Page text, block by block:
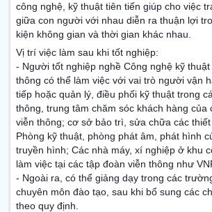
công nghệ, kỹ thuật tiên tiến giúp cho việc
giữa con người với nhau diễn ra thuận lợi
kiện không gian và thời gian khác nhau.
Vị trí việc làm sau khi tốt nghiệp:
- Người tốt nghiệp nghề Công nghệ kỹ
thông có thể làm việc với vai trò người vận
tiếp hoặc quản lý, điều phối kỹ thuật trong
thông, trung tâm chăm sóc khách hàng của
viễn thông; cơ sở bảo trì, sửa chữa các
Phòng kỹ thuật, phòng phát âm, phát hình
truyền hình; Các nhà máy, xí nghiệp ở khu
làm việc tại các tập đoàn viễn thông như
- Ngoài ra, có thể giảng dạy trong các
chuyên môn đào tạo, sau khi bổ sung các
theo quy định.